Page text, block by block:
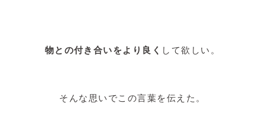
物との付き合いをより良く して欲しい。
そんな思いでこの言葉を伝えた。